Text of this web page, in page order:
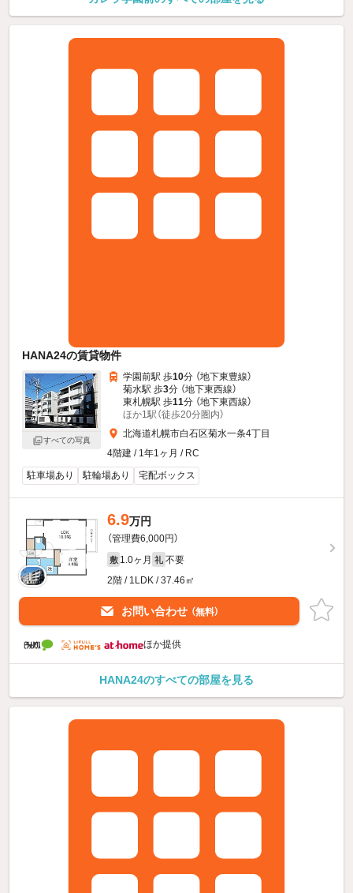
HANA24の賃貸物件
すべての写真
学園前駅 歩10分 （地下東豊線）
菊水駅 歩3分 （地下東西線）
東札幌駅 歩11分 （地下東西線）
ほか1駅（徒歩20分圏内）
北海道札幌市白石区菊水一条4丁目
4階建 / 1年1ヶ月 / RC
駐車場あり
駐輪場あり 宅配ボックス
6.9万円
（管理費6,000円）
敷 1.0ヶ月 礼 不要
2階 / 1LDK / 37.46㎡
お問い合わせ （無料）
ほか提供
HANA24のすべての部屋を見る